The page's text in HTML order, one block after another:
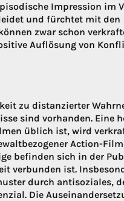
Impression im
und fürchtet mit den
zwar schon
Auflösung von
zu distanzierter
sind vorhanden. Eine
üblich ist, wird
Action-
befinden sich in der
verbunden ist.
durch antisoziales,
Die